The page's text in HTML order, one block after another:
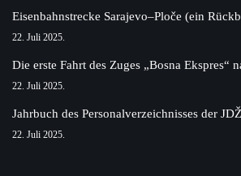
Eisenbahnstrecke Sarajevo–Ploče (ein
22. Juli 2025.
Die erste Fahrt des Zuges „Bosna Ekspres“
22. Juli 2025.
Jahrbuch des Personalverzeichnisses der
22. Juli 2025.